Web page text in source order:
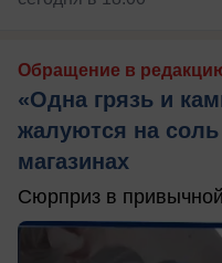
Обращение в
«Одна грязь и
жалуются на
магазинах
Сюрприз в